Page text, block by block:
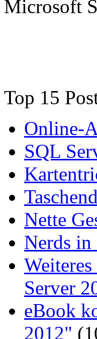
Microsoft
Top 15
Online-
SQL
Nette
Nerds in
Server
eBook
2012"